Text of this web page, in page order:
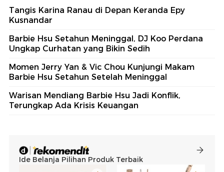
Tangis Karina Ranau di Depan Keranda Epy
Kusnandar
Barbie Hsu Setahun Meninggal, DJ Koo Perdana
Ungkap Curhatan yang Bikin Sedih
Momen Jerry Yan & Vic Chou Kunjungi Makam
Barbie Hsu Setahun Setelah Meninggal
Warisan Mendiang Barbie Hsu Jadi Konflik,
Terungkap Ada Krisis Keuangan